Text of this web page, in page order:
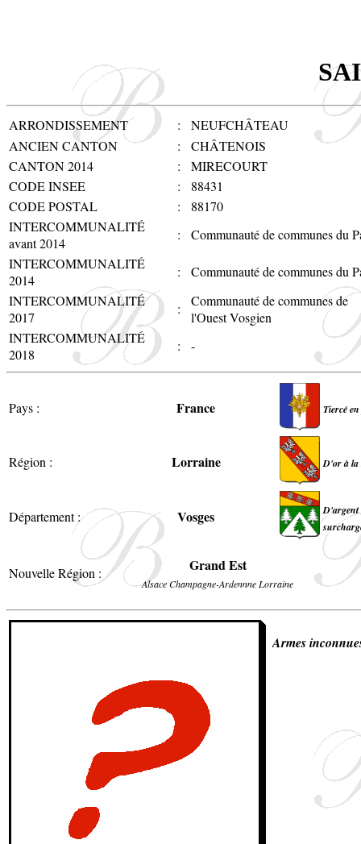
ARRONDISSEMENT :
NEUFCHÂTEAU
ANCIEN CANTON
:
CHÂTENOIS
CANTON 2014
:
MIRECOURT
CODE INSEE
:
88431
CODE POSTAL
:
88170
INTERCOMMUNALITÉ
avant 2014
:
Communauté de communes du
INTERCOMMUNALITÉ
2014
:
Communauté de communes du
INTERCOMMUNALITÉ
2017
:
Communauté de communes de
l'Ouest Vosgien
INTERCOMMUNALITÉ
2018
: -
Pays : France Tiercé
Région : Lorraine D'or à la
Département : Vosges
Nouvelle Région : Grand Est
Alsace Champagne-Ardennne Lorraine
Armes